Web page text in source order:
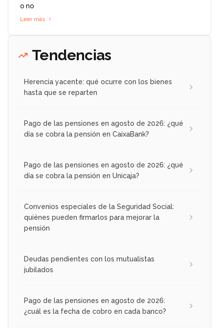
o no
Leer más
Tendencias
Herencia yacente: qué ocurre con los bienes
hasta que se reparten
Pago de las pensiones en agosto de 2026: ¿qué
día se cobra la pensión en CaixaBank?
Pago de las pensiones en agosto de 2026: ¿qué
día se cobra la pensión en Unicaja?
Convenios especiales de la Seguridad Social:
quiénes pueden firmarlos para mejorar la
pensión
Deudas pendientes con los mutualistas
jubilados
Pago de las pensiones en agosto de 2026:
¿cuál es la fecha de cobro en cada banco?